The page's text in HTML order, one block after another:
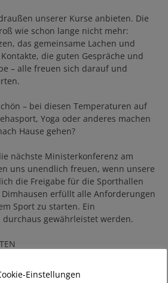
unserer Kurse anbieten. Die
wie schon lange nicht mehr:
das gemeinsame Lachen und
die guten Gespräche und
– alle freuen sich darauf und
– bei diesen Temperaturen auf
Yoga oder anderes machen
Hause gehen?
nächste Ministerkonferenz am
uns unendlich freuen, wenn unsere
die Freigabe für die Sporthallen
erfüllt alle Anforderungen
Sport zu starten. Ein
gewährleistet werden.
Einstellungen